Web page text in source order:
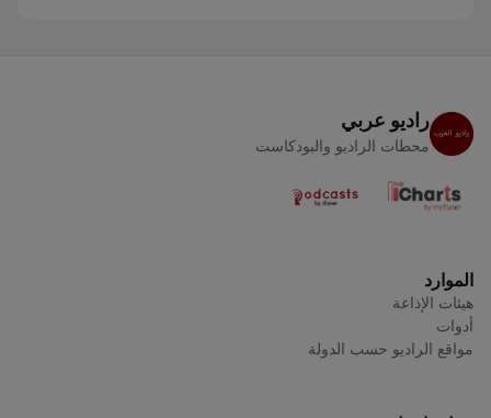
راديو عربي
محطات الراديو والبودكاست
الموارد
هيئات الإذاعة
أدوات
مواقع الراديو حسب الدولة